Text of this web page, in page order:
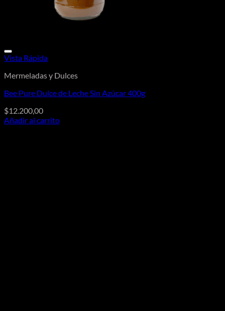
Vista Rápida
Mermeladas y Dulces
Bee Pure Dulce de Leche Sin Azúcar 400g
$12.200,00
Añadir al carrito